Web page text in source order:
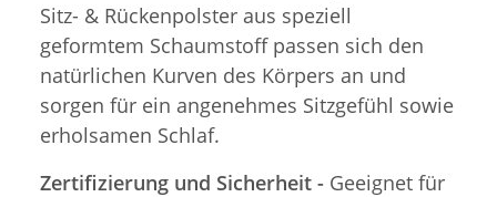
Sitz- & Rückenpolster aus speziell
geformtem Schaumstoff passen sich den
natürlichen Kurven des Körpers an und
sorgen für ein angenehmes Sitzgefühl sowie
erholsamen Schlaf.
Zertifizierung und Sicherheit - Geeignet für